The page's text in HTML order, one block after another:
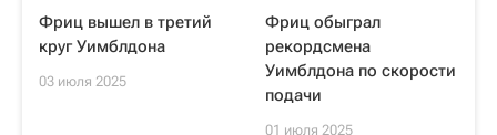
Фриц вышел в третий
круг Уимблдона
03 июля 2025
Фриц обыграл
рекордсмена
Уимблдона по скорости
подачи
01 июля 2025